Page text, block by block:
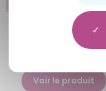
Polo Homme
€25,00
Voir le produit